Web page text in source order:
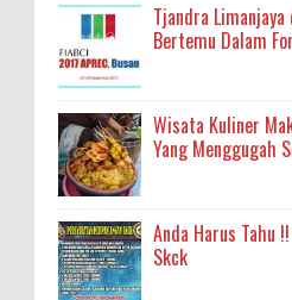
Tjandra Limanjaya
Bertemu Dalam
Wisata Kuliner
Yang Menggugah
Anda Harus Tahu
Skck